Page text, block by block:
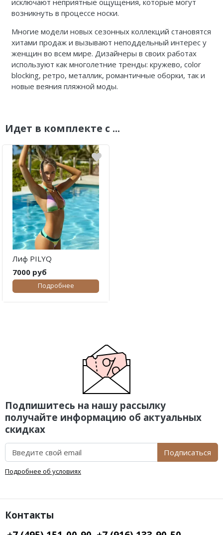
возникнуть в процессе носки.
Многие модели новых сезонных коллекций становятся
хитами продаж и вызывают неподдельный интерес у
женщин во всем мире. Дизайнеры в своих работах
используют как многолетние тренды: кружево, color
blocking, ретро, металлик, романтичные оборки, так и
новые веяния пляжной моды.
Идет в комплекте с ...
Лиф PILYQ
7000 руб
Подробнее
Подпишитесь на нашу рассылку
получайте информацию об актуальных
скидках
Подписаться
Подробнее об условиях
Контакты